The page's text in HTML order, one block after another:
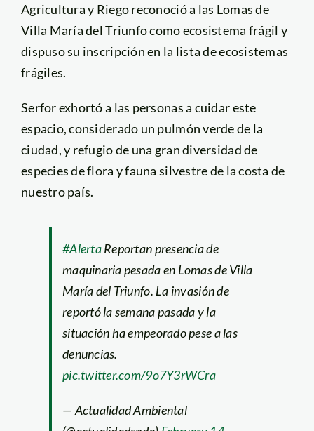
Agricultura y Riego reconoció a las Lomas de
Villa María del Triunfo como ecosistema frágil y
dispuso su inscripción en la lista de ecosistemas
frágiles.
Serfor exhortó a las personas a cuidar este
espacio, considerado un pulmón verde de la
ciudad, y refugio de una gran diversidad de
especies de flora y fauna silvestre de la costa de
nuestro país.
#AlertaReportan presencia de
maquinaria pesada en Lomas de Villa
María del Triunfo. La invasión de
reportó la semana pasada y la
situación ha empeorado pese a las
denuncias.
pic.twitter.com/9o7Y3rWCra
— Actualidad Ambiental